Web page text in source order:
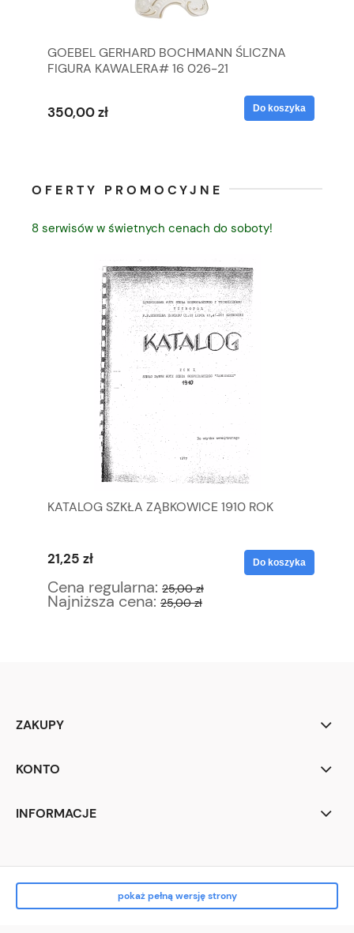
GOEBEL GERHARD BOCHMANN ŚLICZNA
FIGURA KAWALERA# 16 026-21
350,00 zł Do koszyka
OFERTY PROMOCYJNE
8 serwisów w świetnych cenach do soboty!
KATALOG SZKŁA ZĄBKOWICE 1910 ROK
21,25 zł
Cena regularna: 25,00 zł
Najniższa cena: 25,00 zł
Do koszyka
ZAKUPY
KONTO
INFORMACJE
pokaż pełną wersję strony